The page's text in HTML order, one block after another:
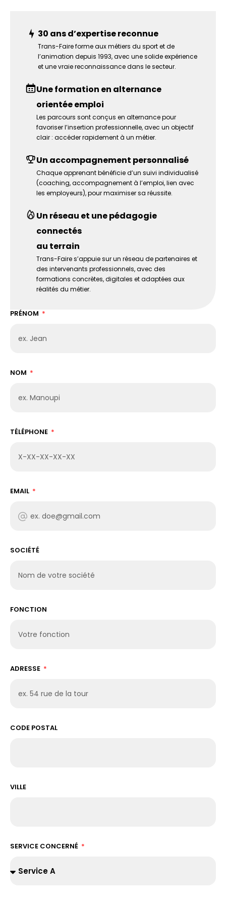
30 ans d’expertise reconnue
Trans-Faire forme aux métiers du sport et de
l’animation depuis 1993, avec une solide expérience
et une vraie reconnaissance dans le secteur.
Une formation en alternance
orientée emploi
Les parcours sont conçus en alternance pour
favoriser l’insertion professionnelle, avec un objectif
clair : accéder rapidement à un métier.
Un accompagnement personnalisé
Chaque apprenant bénéficie d’un suivi individualisé
(coaching, accompagnement à l’emploi, lien avec
les employeurs), pour maximiser sa réussite.
Un réseau et une pédagogie
connectés
au terrain
Trans-Faire s’appuie sur un réseau de partenaires et
des intervenants professionnels, avec des
formations concrètes, digitales et adaptées aux
réalités du métier.
PRÉNOM
NOM
TÉLÉPHONE
EMAIL
SOCIÉTÉ
FONCTION
ADRESSE
CODE POSTAL
VILLE
SERVICE CONCERNÉ